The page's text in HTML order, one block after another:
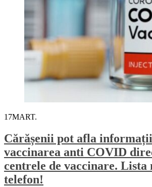
17MART.
Cărășenii pot afla
vaccinarea anti COVID
centrele de vaccinare. Lista
telefon!